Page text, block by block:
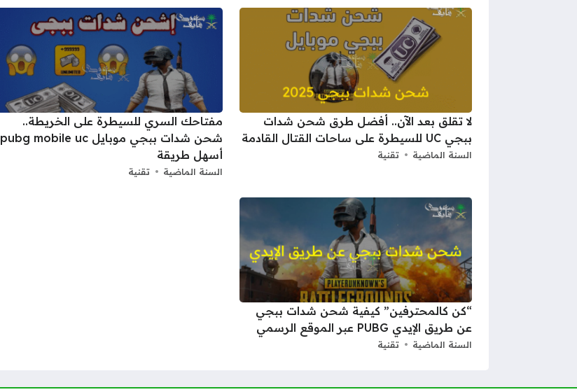
لا تقلق بعد الآن.. أفضل طرق شحن شدات
ببجي UC للسيطرة على ساحات القتال القادمة
السنة الماضية تقنية
مفتاحك السري للسيطرة على الخريطة..
شحن شدات ببجي موبايل pubg mobile uc
أسهل طريقة
السنة الماضية تقنية
“كن كالمحترفين” كيفية شحن شدات ببجي
عن طريق الإيدي PUBG عبر الموقع الرسمي
السنة الماضية تقنية